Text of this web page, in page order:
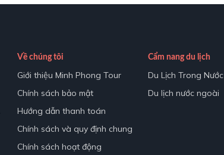
Về chúng tôi
Giới thiệu Minh Phong Tour
Chính sách bảo mật
Hướng dẫn thanh toán
Chính sách và quy định chung
Chính sách hoạt động
Cẩm nang du lịch
Du Lịch Trong Nước
Du lịch nước ngoài